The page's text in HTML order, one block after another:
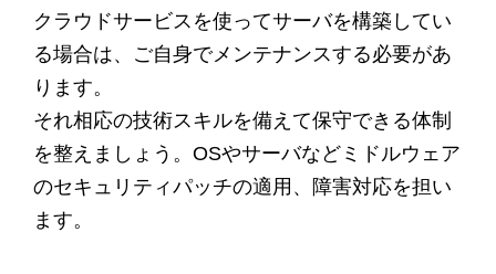
クラウドサービスを使ってサーバを構築してい
る場合は、ご自身でメンテナンスする必要があ
ります。
それ相応の技術スキルを備えて保守できる体制
を整えましょう。OSやサーバなどミドルウェア
のセキュリティパッチの適用、障害対応を担い
ます。